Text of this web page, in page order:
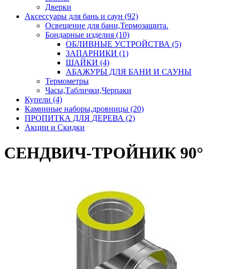
Дверки
Аксессуары для бань и саун (92)
Освещение для бани,Термозащита.
Бондарные изделия (10)
ОБЛИВНЫЕ УСТРОЙСТВА (5)
ЗАПАРНИКИ (1)
ШАЙКИ (4)
АБАЖУРЫ ДЛЯ БАНИ И САУНЫ
Термометры
Часы,Таблички,Черпаки
Купели (4)
Каминные наборы,дровницы (20)
ПРОПИТКА ДЛЯ ДЕРЕВА (2)
Акции и Скидки
СЕНДВИЧ-ТРОЙНИК 90°